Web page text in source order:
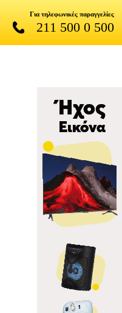
Για τηλεφωνικές παραγγελίες
211 500 0 500